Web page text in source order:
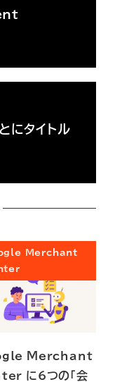
にタイトル
Merchant
Merchant
に6つの「会